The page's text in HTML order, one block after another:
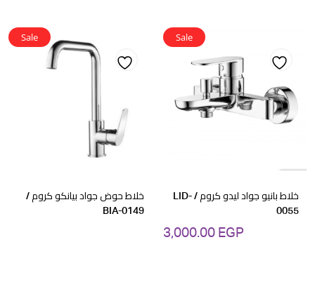
Sale
خلاط بانيو جواد ليدو كروم / LID-
0055
3,000.00 EGP
to
wishlist
Sale
خلاط حوض جواد بيانكو كروم /
BIA-0149
to
wishlist